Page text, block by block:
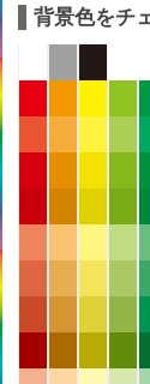
背景色をチ